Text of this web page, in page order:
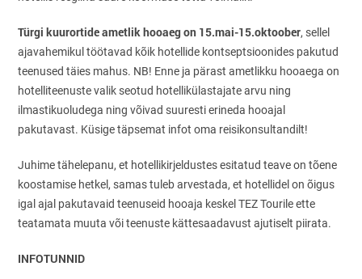
Türgi kuurortideametlik hooaegon 15.mai-15.oktoober, sellel
ajavahemikul töötavad kõik hotellide kontseptsioonides pakutud
teenused täies mahus. NB! Enne ja pärast ametlikku hooaega on
hotelliteenuste valik seotud hotellikülastajate arvu ning
ilmastikuoludega ning võivad suuresti erineda hooajal
pakutavast. Küsige täpsemat infot oma reisikonsultandilt!
Juhime tähelepanu, et hotellikirjeldustes esitatud teave on tõene
koostamise hetkel, samas tuleb arvestada, et hotellidel on õigus
igal ajal pakutavaid teenuseid hooaja keskel TEZ Tourile ette
teatamata muuta või teenuste kättesaadavust ajutiselt piirata.
INFOTUNNID